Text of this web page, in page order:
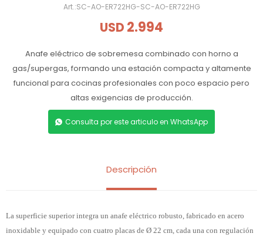
SC-AO-ER722HG-SC-AO-ER722HG
USD 2.994
Anafe eléctrico de sobremesa combinado con horno a
gas/supergas, formando una estación compacta y altamente
funcional para cocinas profesionales con poco espacio pero
altas exigencias de producción.
Consulta por este articulo en WhatsApp
Descripción
La superficie superior integra un anafe eléctrico robusto, fabricado en acero
inoxidable y equipado con cuatro placas de Ø 22 cm, cada una con regulación